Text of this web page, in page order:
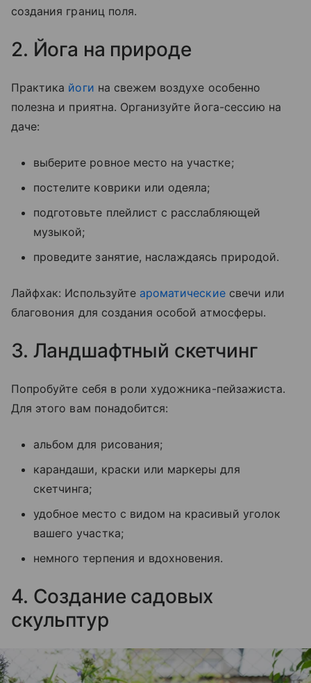
создания границ поля.
2. Йога на природе
Практика йоги на свежем воздухе особенно
полезна и приятна. Организуйте йога-сессию на
даче:
выберите ровное место на участке;
постелите коврики или одеяла;
подготовьте плейлист с расслабляющей
музыкой;
проведите занятие, наслаждаясь природой.
Лайфхак: Используйте ароматическиесвечи или
благовония для создания особой атмосферы.
3. Ландшафтный скетчинг
Попробуйте себя в роли художника-пейзажиста.
Для этого вам понадобится:
альбом для рисования;
карандаши, краски или маркеры для
скетчинга;
удобное место с видом на красивый уголок
вашего участка;
немного терпения и вдохновения.
4. Создание садовых
скульптур